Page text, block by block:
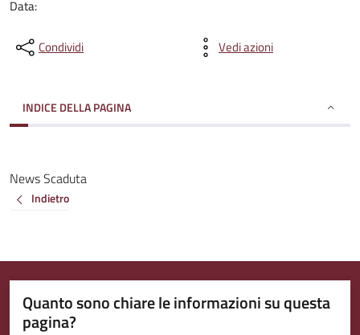
Data:
Condividi Vedi azioni
INDICE DELLA PAGINA
News Scaduta
Indietro
Quanto sono chiare le informazioni su questa
pagina?